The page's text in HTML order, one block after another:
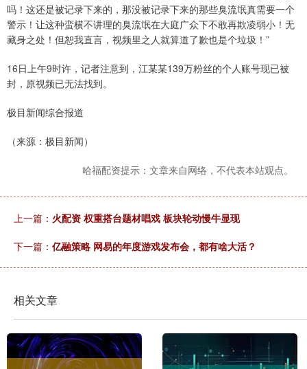
吗！这还是被记录下来的，那没被记录下来的那些臭流氓真需要一个
警示！让这种蛮横不讲理的臭流氓在大庭广众下不敢再欺凌弱小！无
藏身之处！但恕我直言，视频里之人就算道了歉也是个垃圾！”
16日上午9时许，记者注意到，江某某139万粉丝的个人账号现已被
封，原视频已无法找到。
极目新闻综合报道
（来源：极目新闻）
哈福配资提示：文章来自网络，不代表本站观点。
上一篇： 火配资 权重搭台题材唱戏 板块轮动慢牛显现
下一篇： 亿融策略 网易的年度游戏发布会，都有啥大活？
相关文章